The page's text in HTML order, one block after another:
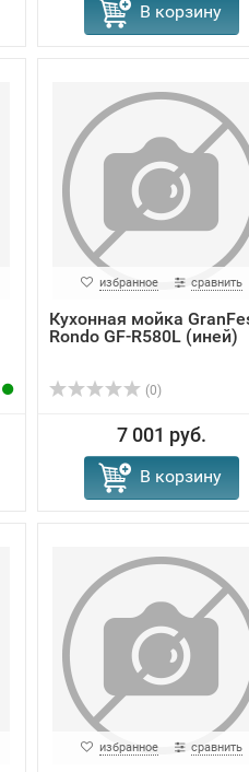
В корзину
избранное сравнить
Кухонная мойка
Rondo GF-R580L (иней)
(0)
7 001 руб.
В корзину
избранное сравнить